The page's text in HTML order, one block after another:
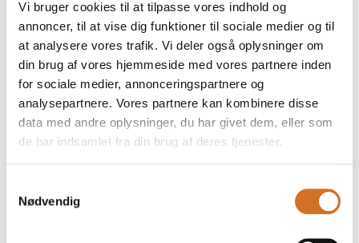
Vi bruger cookies til at tilpasse vores indhold og
annoncer, til at vise dig funktioner til sociale medier og til
at analysere vores trafik. Vi deler også oplysninger om
din brug af vores hjemmeside med vores partnere inden
for sociale medier, annonceringspartnere og
analysepartnere. Vores partnere kan kombinere disse
data med andre oplysninger, du har givet dem, eller som
de har indsamlet fra din brug af deres tjenester.
Nødvendig
Ezpeleta udendørs møbler